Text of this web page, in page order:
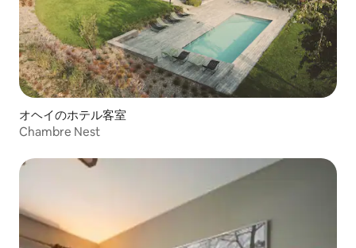
オヘイのホテル客室
Chambre Nest